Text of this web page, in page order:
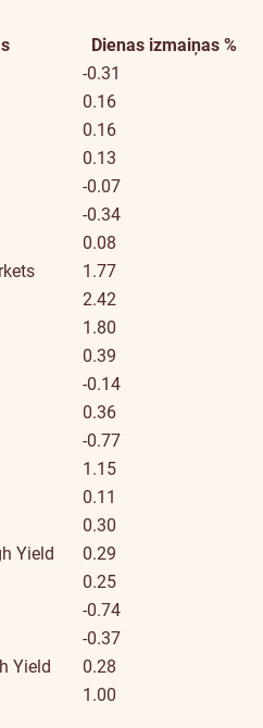
Dienas izmaiņas %
-0.31
0.16
0.16
0.13
-0.07
-0.34
0.08
1.77
2.42
1.80
0.39
-0.14
0.36
-0.77
1.15
0.11
0.30
Yield
0.29
0.25
-0.74
-0.37
Yield
0.28
1.00